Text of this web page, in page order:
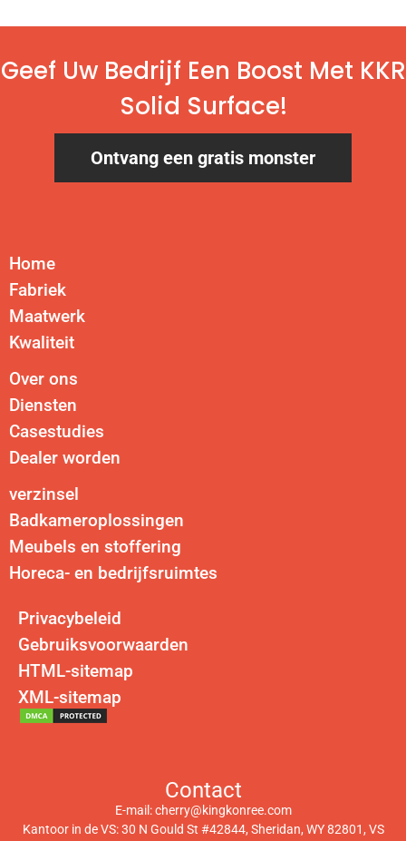
Geef Uw Bedrijf Een Boost Met KKR
Solid Surface!
Ontvang een gratis monster
Home
Fabriek
Maatwerk
Kwaliteit
Over ons
Diensten
Casestudies
Dealer worden
verzinsel
Badkameroplossingen
Meubels en stoffering
Horeca- en bedrijfsruimtes
Privacybeleid
Gebruiksvoorwaarden
HTML-sitemap
XML-sitemap
Contact
E-mail:cherry@kingkonree.com
Kantoor in de VS: 30 N Gould St #42844, Sheridan, WY 82801, VS